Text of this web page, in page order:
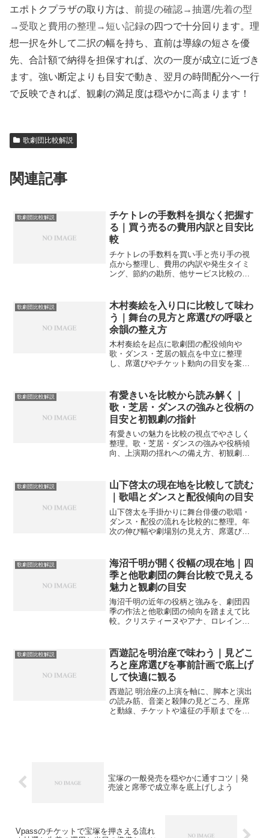
エポトクプラザの取り方は、 前提の確認→抽選/先着の型
→受取と費用の整理→短い記録の四つで十分回ります。理
想一択を外して二択の幅を持ち、直前は導線の短さを優
先、合計額で納得を担保すれば、次の一度が成立に近づき
ます。強い断定よりも目安で動き、翌月の時間配分へ一行
で反映できれば、観劇の満足度は穏やかに高まります！
歌劇団比較解説
関連記事
歌劇団比較解説
チケトレの手数料を損なく把握す
る｜買う売るの費用内訳と目安比
較
チケトレの手数料を買い手と売り手の視
点から整理し、費用の内訳や発生タイミ
ング、節約の勘所、他サービス比較の観
断を軽くします。
歌劇団比較解説
木村奏絵を入り口に比較して味わ
う｜舞台の見方と席選びの呼吸と
余韻の整え方
木村奏絵を起点に歌劇団の配役傾向や
歌・ダンス・芝居の観点を中立に整理
し、席選びやチケット動向の目安を案内
をやさしく提示します。
歌劇団比較解説
有愛きいを比較から読み解く｜
歌・芝居・ダンスの強みと役柄の
目安と初観劇の指針
有愛きいの魅力を比較の視点でやさしく
整理。歌・芝居・ダンスの強みや役柄傾
向、上演期の揺れへの備え方、初観劇の
した。
歌劇団比較解説
山下啓太の現在地を比較して読む
｜歌唱とダンスと配役傾向の目安
山下啓太を手掛かりに舞台俳優の歌唱・
ダンス・配役の流れを比較的に整理。年
次の伸び幅や劇場別の見え方、席選びの
歌劇団比較解説
海沼千明が開く役幅の現在地｜四
季と他歌劇団の舞台比較で見える
魅力と観劇の目安
海沼千明の近年の役柄と強みを、劇団四
季の作法と他歌劇団の傾向を踏まえて比
較。クリスティーヌやアナ、ロレインの
歌劇団比較解説
西遊記を明治座で味わう｜見どこ
ろと座席選びを事前計画で底上げ
して快適に観る
西遊記 明治座の上演を軸に、脚本と演出
の読み筋、音楽と殺陣の見どころ、座席
と動線、チケットや遠征の手順までを実
宝塚の一般発売を穏やかに通すコツ｜発
売波と席帯で成立率を底上げしよう
Vpassのチケットで宝塚を押さえる流れ